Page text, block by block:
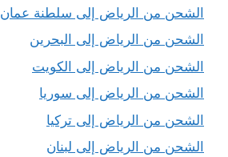
الشحن من الرياض إلى سلطنة عمان
الشحن من الرياض إلى البحرين
الشحن من الرياض إلى الكويت
الشحن من الرياض إلى سوريا
الشحن من الرياض إلى تركيا
الشحن من الرياض إلى لبنان